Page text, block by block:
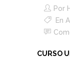
Por
En
CURSO